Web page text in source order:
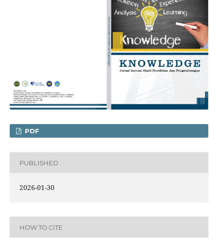
PDF
PUBLISHED
2026-01-30
HOW TO CITE